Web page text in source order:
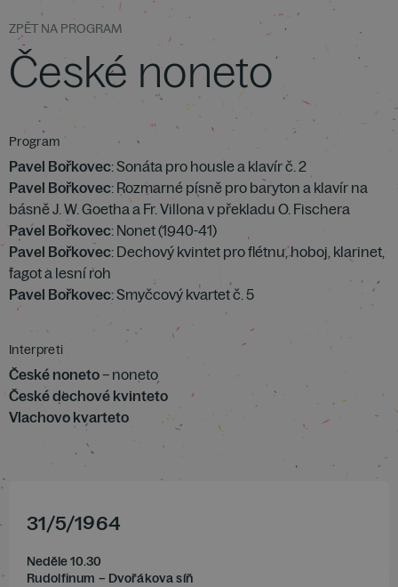
ZPĚT NA PROGRAM
České noneto
Program
Pavel Bořkovec: Sonáta pro housle a klavír č. 2
Pavel Bořkovec: Rozmarné písně pro baryton a klavír na
básně J. W. Goetha a Fr. Villona v překladu O. Fischera
Pavel Bořkovec: Nonet (1940-41)
Pavel Bořkovec: Dechový kvintet pro flétnu, hoboj, klarinet,
fagot a lesní roh
Pavel Bořkovec: Smyčcový kvartet č. 5
Interpreti
České noneto– noneto
České dechové kvinteto
Vlachovo kvarteto
31/5/1964
Neděle 10.30
Rudolfinum – Dvořákova síň